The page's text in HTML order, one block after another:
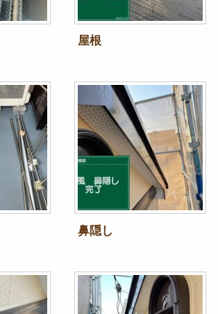
屋根
鼻隠し